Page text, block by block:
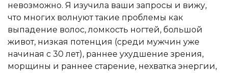
невозможно. Я изучила ваши запросы и вижу,
что многих волнуют такие проблемы как
выпадение волос, ломкость ногтей, большой
живот, низкая потенция (среди мужчин уже
начиная с 30 лет), раннее ухудшение зрения,
морщины и раннее старение, нехватка энергии,